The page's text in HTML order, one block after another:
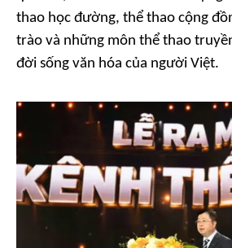
thao học đường, thể thao cộng
trào và những môn thể thao
đời sống văn hóa của người Việt.